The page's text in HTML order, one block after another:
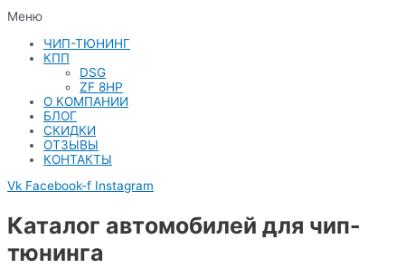
Меню
ЧИП-ТЮНИНГ
КПП
DSG
ZF 8HP
О КОМПАНИИ
БЛОГ
СКИДКИ
ОТЗЫВЫ
КОНТАКТЫ
Vk Facebook-f Instagram
Каталог автомобилей для чип-
тюнинга